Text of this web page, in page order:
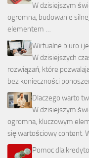
W dzisiejszym
ogromna, budowanie
elementem …
Wirtualne biuro i
W dzisiejszych
rozwiązań, które
bez konieczności
Dlaczego warto
W dzisiejszym
ogromna, kluczowym
się wartościowy content.
Pomoc dla